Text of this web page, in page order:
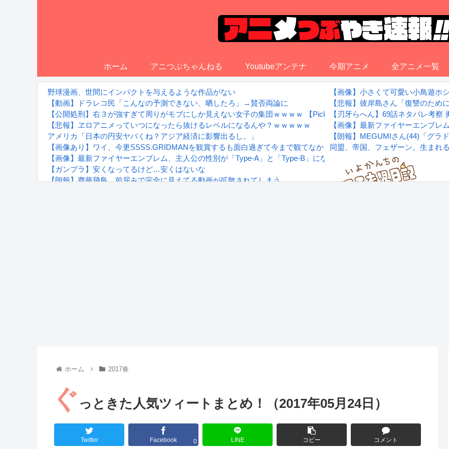
ホーム アニつぶちゃんねる Youtubeアンテナ 今期アニメ 全アニメ一覧
野球漫画、世間にインパクトを与えるような作品がない
【動画】ドラレコ民「こんなの予測できない、晒したろ」→賛否両論に
【公開処刑】右３が強すぎて周りがモブにしか見えない女子の集団ｗｗｗｗ 【Pickup05153411】
【悲報】ヱロアニメっていつになったら抜けるレベルになるんや？ｗｗｗｗｗ
アメリカ「日本の円安ヤバくね？アジア経済に影響出るし。」
【画像あり】ワイ、今更SSSS.GRIDMANを観賞するも面白過ぎて今まで観てなかったを後悔する…
【画像】最新ファイヤーエンブレム、主人公の性別が「Type-A」と「Type-B」になってしまう
【ガンプラ】安くなってるけど…安くはないな
【朗報】齋藤飛鳥、前屈みで完全に見えてる動画が拡散されてしまう…
【画像】小さくて可愛い小鳥遊
【悲報】彼岸島さん「復讐のた
【刃牙らへん】69話ネタバレ考察
【画像】最新ファイヤーエンブレ
【朗報】MEGUMIさん(44)「グラ
同盟、帝国、フェザーン。生まれ
ホーム 2017春
ぐ っときた人気ツィートまとめ！（2017年05月24日）
Twitter Facebook 0 LINE コピー コメント